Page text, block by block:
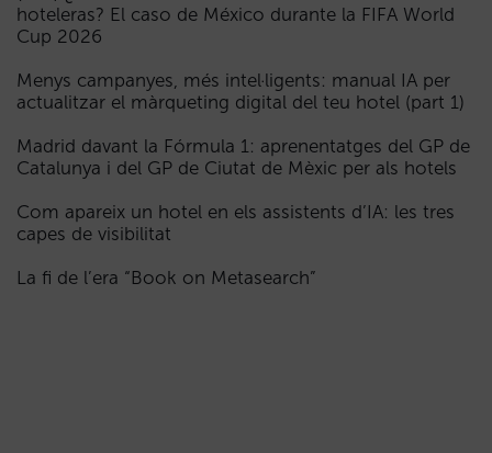
hoteleras? El caso de México durante la FIFA World
Cup 2026
Menys campanyes, més intel·ligents: manual IA per
actualitzar el màrqueting digital del teu hotel (part 1)
Madrid davant la Fórmula 1: aprenentatges del GP de
Catalunya i del GP de Ciutat de Mèxic per als hotels
Com apareix un hotel en els assistents d’IA: les tres
capes de visibilitat
La fi de l’era “Book on Metasearch”